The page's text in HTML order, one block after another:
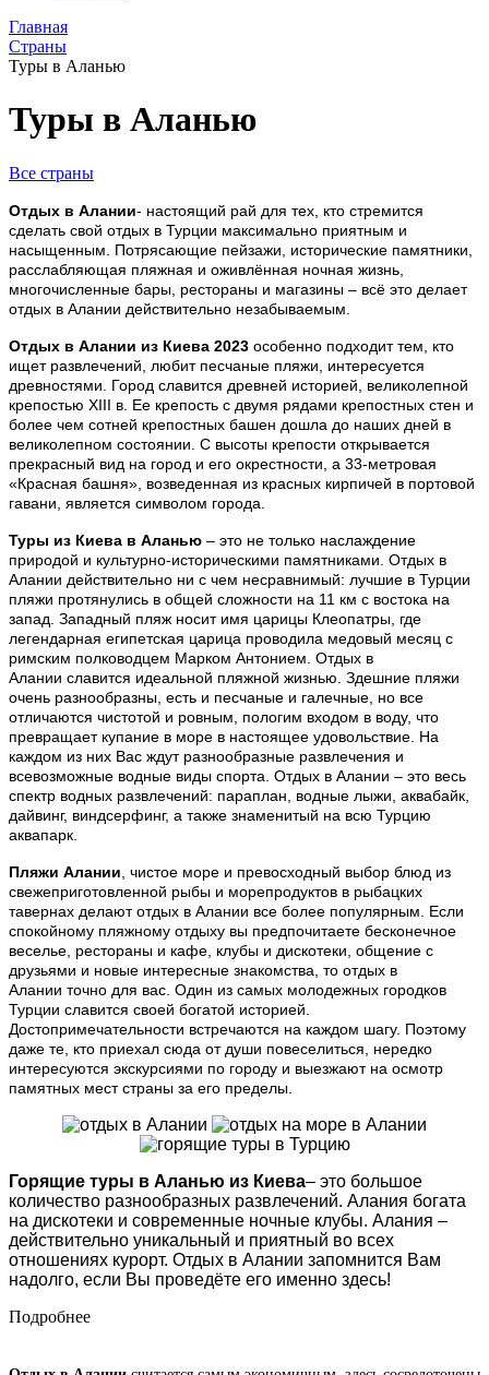
Главная
Страны
Туры в Аланью
Туры в Аланью
Все страны
Отдых в Алании- настоящий рай для тех, кто стремится
сделать свой отдых в Турции максимально приятным и
насыщенным. Потрясающие пейзажи, исторические памятники,
расслабляющая пляжная и оживлённая ночная жизнь,
многочисленные бары, рестораны и магазины – всё это делает
отдых в Алании действительно незабываемым.
Отдых в Алании из Киева 2023 особенно подходит тем, кто
ищет развлечений, любит песчаные пляжи, интересуется
древностями. Город славится древней историей, великолепной
крепостью XIII в. Ее крепость с двумя рядами крепостных стен и
более чем сотней крепостных башен дошла до наших дней в
великолепном состоянии. С высоты крепости открывается
прекрасный вид на город и его окрестности, а 33-метровая
«Красная башня», возведенная из красных кирпичей в портовой
гавани, является символом города.
Туры из Киева в Аланью – это не только наслаждение
природой и культурно-историческими памятниками. Отдых в
Алании действительно ни с чем несравнимый: лучшие в Турции
пляжи протянулись в общей сложности на 11 км с востока на
запад. Западный пляж носит имя царицы Клеопатры, где
легендарная египетская царица проводила медовый месяц с
римским полководцем Марком Антонием. Отдых в
Алании славится идеальной пляжной жизнью. Здешние пляжи
очень разнообразны, есть и песчаные и галечные, но все
отличаются чистотой и ровным, пологим входом в воду, что
превращает купание в море в настоящее удовольствие. На
каждом из них Вас ждут разнообразные развлечения и
всевозможные водные виды спорта. Отдых в Алании – это весь
спектр водных развлечений: параплан, водные лыжи, аквабайк,
дайвинг, виндсерфинг, а также знаменитый на всю Турцию
аквапарк.
Пляжи Алании , чистое море и превосходный выбор блюд из
свежеприготовленной рыбы и морепродуктов в рыбацких
тавернах делают отдых в Алании все более популярным. Если
спокойному пляжному отдыху вы предпочитаете бесконечное
веселье, рестораны и кафе, клубы и дискотеки, общение с
друзьями и новые интересные знакомства, то отдых в
Алании точно для вас. Один из самых молодежных городков
Турции славится своей богатой историей.
Достопримечательности встречаются на каждом шагу. Поэтому
даже те, кто приехал сюда от души повеселиться, нередко
интересуются экскурсиями по городу и выезжают на осмотр
памятных мест страны за его пределы.
Горящие туры в Аланью из Киева– это большое
количество разнообразных развлечений. Алания богата
на дискотеки и современные ночные клубы. Алания –
действительно уникальный и приятный во всех
отношениях курорт. Отдых в Алании запомнится Вам
надолго, если Вы проведёте его именно здесь!
Подробнее